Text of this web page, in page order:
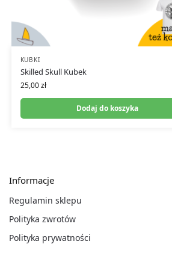
KUBKI
Skilled Skull Kubek
25,00zł
Dodaj do koszyka
Informacje
Regulamin sklepu
Polityka zwrotów
Polityka prywatności